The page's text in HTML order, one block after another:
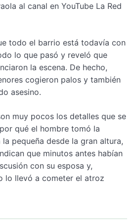
al canal en YouTube La Red
todo el barrio está todavía con
lo que pasó y reveló que
la escena. De hecho,
cogieron palos y también
asesino.
muy pocos los detalles que se
qué el hombre tomó la
pequeña desde la gran altura,
que minutos antes habían
con su esposa y,
lo llevó a cometer el atroz